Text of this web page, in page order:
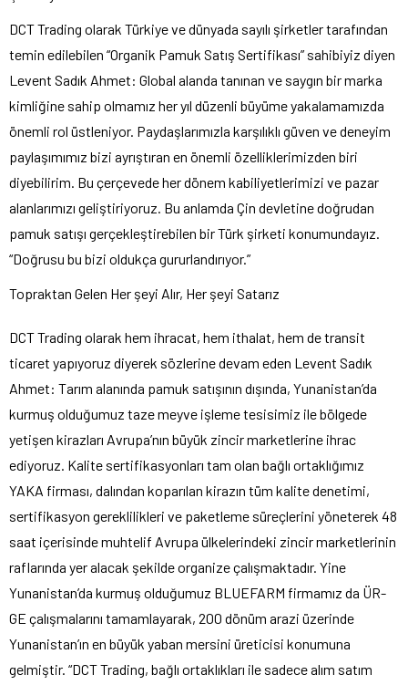
DCT Trading olarak Türkiye ve dünyada sayılı şirketler tarafından
temin edilebilen “Organik Pamuk Satış Sertifikası” sahibiyiz diyen
Levent Sadık Ahmet: Global alanda tanınan ve saygın bir marka
kimliğine sahip olmamız her yıl düzenli büyüme yakalamamızda
önemli rol üstleniyor. Paydaşlarımızla karşılıklı güven ve deneyim
paylaşımımız bizi ayrıştıran en önemli özelliklerimizden biri
diyebilirim. Bu çerçevede her dönem kabiliyetlerimizi ve pazar
alanlarımızı geliştiriyoruz. Bu anlamda Çin devletine doğrudan
pamuk satışı gerçekleştirebilen bir Türk şirketi konumundayız.
“Doğrusu bu bizi oldukça gururlandırıyor.”
Topraktan Gelen Her şeyi Alır, Her şeyi Satarız
DCT Trading olarak hem ihracat, hem ithalat, hem de transit
ticaret yapıyoruz diyerek sözlerine devam eden Levent Sadık
Ahmet: Tarım alanında pamuk satışının dışında, Yunanistan’da
kurmuş olduğumuz taze meyve işleme tesisimiz ile bölgede
yetişen kirazları Avrupa’nın büyük zincir marketlerine ihrac
ediyoruz. Kalite sertifikasyonları tam olan bağlı ortaklığımız
YAKA firması, dalından koparılan kirazın tüm kalite denetimi,
sertifikasyon gereklilikleri ve paketleme süreçlerini yöneterek 48
saat içerisinde muhtelif Avrupa ülkelerindeki zincir marketlerinin
raflarında yer alacak şekilde organize çalışmaktadır. Yine
Yunanistan’da kurmuş olduğumuz BLUEFARM firmamız da ÜR-
GE çalışmalarını tamamlayarak, 200 dönüm arazi üzerinde
Yunanistan’ın en büyük yaban mersini üreticisi konumuna
gelmiştir. “DCT Trading, bağlı ortaklıkları ile sadece alım satım